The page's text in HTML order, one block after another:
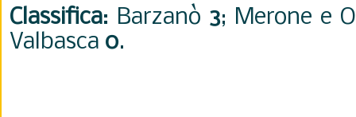
Classifica: Barzanò 3; Merone e
Valbasca 0.